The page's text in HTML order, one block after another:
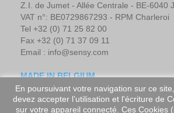
Z.I. de Jumet - Allée Centrale - BE-6040
VAT n°: BE0729867293 - RPM Charleroi
Tel +32 (0) 71 25 82 00
Fax +32 (0) 71 37 09 11
Email : info@sensy.com
MADE IN BELGIUM
En poursuivant votre navigation sur ce
devez accepter l’utilisation et l'écriture de
sur votre appareil connecté. Ces Cookies